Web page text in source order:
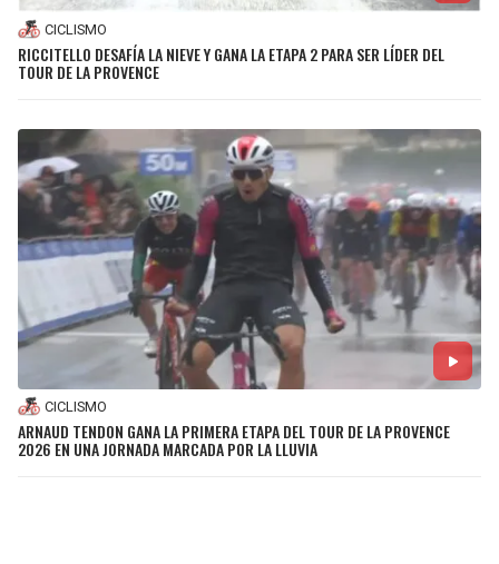
CICLISMO
RICCITELLO DESAFÍA LA NIEVE Y GANA LA ETAPA 2 PARA SER LÍDER DEL
TOUR DE LA PROVENCE
CICLISMO
ARNAUD TENDON GANA LA PRIMERA ETAPA DEL TOUR DE LA PROVENCE
2026 EN UNA JORNADA MARCADA POR LA LLUVIA